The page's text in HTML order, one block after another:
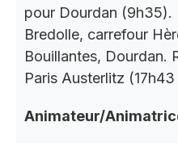
pour Dourdan (9h35).
Bredolle, carrefour
Bouillantes, Dourdan.
Paris Austerlitz (17h43
Animateur/